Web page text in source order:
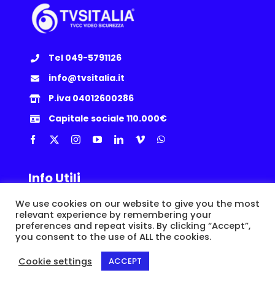
Tel 049-5791126
info@tvsitalia.it
P.iva 04012600286
Capitale sociale 110.000€
Info Utili
Privacy Policy|Cookie|Termini e Condizioni| Politica Resi
35010 Loreggia (PD) | P.IVA IT04012600286 |
We use cookies on our website to give you the most
relevant experience by remembering your
preferences and repeat visits. By clicking “Accept”,
you consent to the use of ALL the cookies.
Cookie settings
ACCEPT